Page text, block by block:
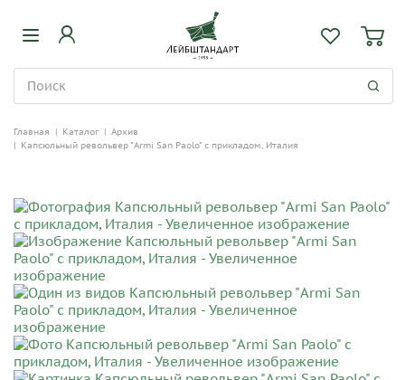
Главная | Каталог | Архив
| Капсюльный револьвер "Armi San Paolo" с прикладом, Италия